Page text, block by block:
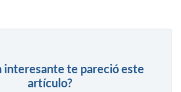
interesante te pareció este
artículo?